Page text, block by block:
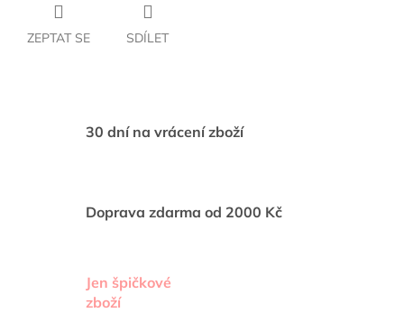
ZEPTAT SE SDÍLET
30 dní na vrácení zboží
Doprava zdarma od 2000 Kč
Jen špičkové
zboží